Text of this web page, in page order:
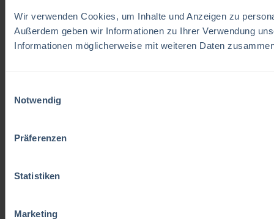
Wir verwenden Cookies, um Inhalte und Anzeigen zu
Außerdem geben wir Informationen zu Ihrer Verwendung
Informationen möglicherweise mit weiteren Daten
Notwendig
Präferenzen
Statistiken
Marketing